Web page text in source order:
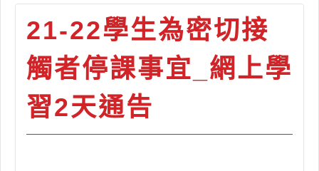
21-22學生為密切接
觸者停課事宜_網上學
習2天通告